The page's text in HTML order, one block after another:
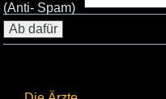
(Anti- Spam)